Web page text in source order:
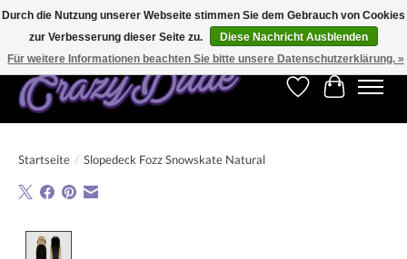
Kostenfreier Versand für Bestellungen ab 250 €. Weltweite Lieferung!
Wunschzettel
Ihr
Startseite / Slopedeck Fozz Snowskate Natural
Durch die Nutzung unserer Webseite stimmen Sie dem Gebrauch von Cookies
zur Verbesserung dieser Seite zu.
Diese Nachricht Ausblenden
Für weitere Informationen beachten Sie bitte unsere Datenschutzerklärung. »